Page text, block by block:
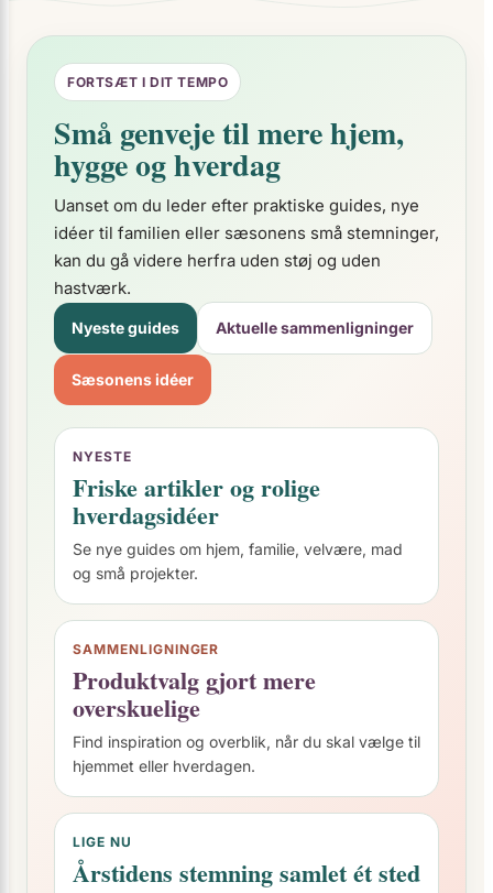
FORTSÆT I DIT TEMPO
Små genveje til mere hjem,
hygge og hverdag
Uanset om du leder efter praktiske guides, nye
idéer til familien eller sæsonens små stemninger,
kan du gå videre herfra uden støj og uden
hastværk.
Nyeste guides Aktuelle sammenligninger
Sæsonens idéer
NYESTE
Friske artikler og rolige
hverdagsidéer
Se nye guides om hjem, familie, velvære, mad
og små projekter.
SAMMENLIGNINGER
Produktvalg gjort mere
overskuelige
Find inspiration og overblik, når du skal vælge til
hjemmet eller hverdagen.
LIGE NU
Årstidens stemning samlet ét sted